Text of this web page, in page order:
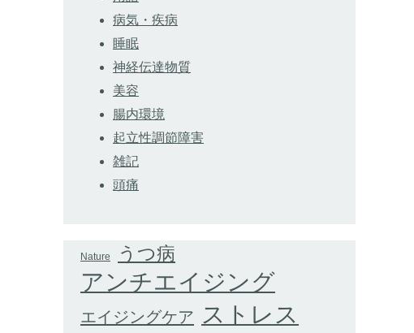
病気・疾病
睡眠
神経伝達物質
美容
腸内環境
起立性調節障害
雑記
頭痛
Nature うつ病
アンチエイジング
エイジングケア ストレス